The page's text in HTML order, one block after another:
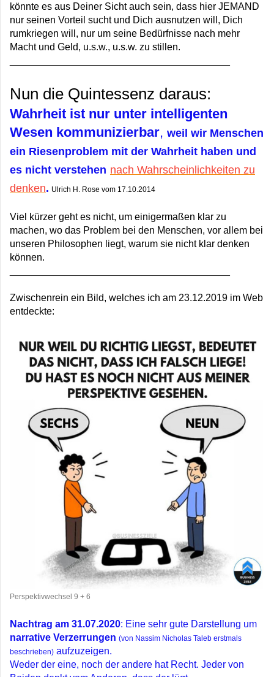
könnte es aus Deiner Sicht auch sein, dass hier JEMAND
nur seinen Vorteil sucht und Dich ausnutzen will, Dich
rumkriegen will, nur um seine Bedürfnisse nach mehr
Macht und Geld, u.s.w., u.s.w. zu stillen.
Nun die Quintessenz daraus:
Wahrheit ist nur unter intelligenten
Wesen kommunizierbar, weil wir Menschen
ein Riesenproblem mit der Wahrheit haben und
es nicht verstehen nach Wahrscheinlichkeiten zu
denken. Ulrich H. Rose vom 17.10.2014
Viel kürzer geht es nicht, um einigermaßen klar zu
machen, wo das Problem bei den Menschen, vor allem bei
unseren Philosophen liegt, warum sie nicht klar denken
können.
Zwischenrein ein Bild, welches ich am 23.12.2019 im Web
entdeckte:
Perspektivwechsel 9 + 6
Nachtrag am 31.07.2020: Eine sehr gute Darstellung um
narrative Verzerrungen (von Nassim Nicholas Taleb erstmals
beschrieben) aufzuzeigen.
Weder der eine, noch der andere hat Recht. Jeder von